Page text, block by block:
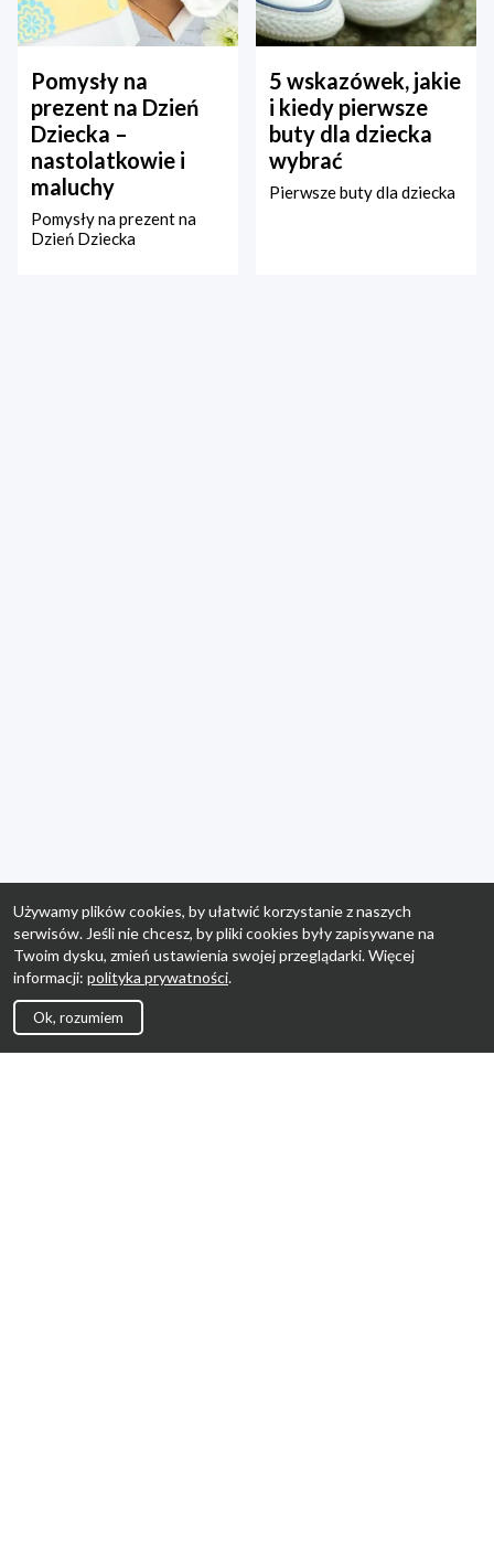
Pomysły na
prezent na Dzień
Dziecka –
nastolatkowie i
maluchy
Pomysły na prezent na
Dzień Dziecka
5 wskazówek, jakie
i kiedy pierwsze
buty dla dziecka
wybrać
Pierwsze buty dla dziecka
Używamy plików cookies, by ułatwić korzystanie z naszych
serwisów. Jeśli nie chcesz, by pliki cookies były zapisywane na
Twoim dysku, zmień ustawienia swojej przeglądarki. Więcej
informacji: polityka prywatności.
Ok, rozumiem